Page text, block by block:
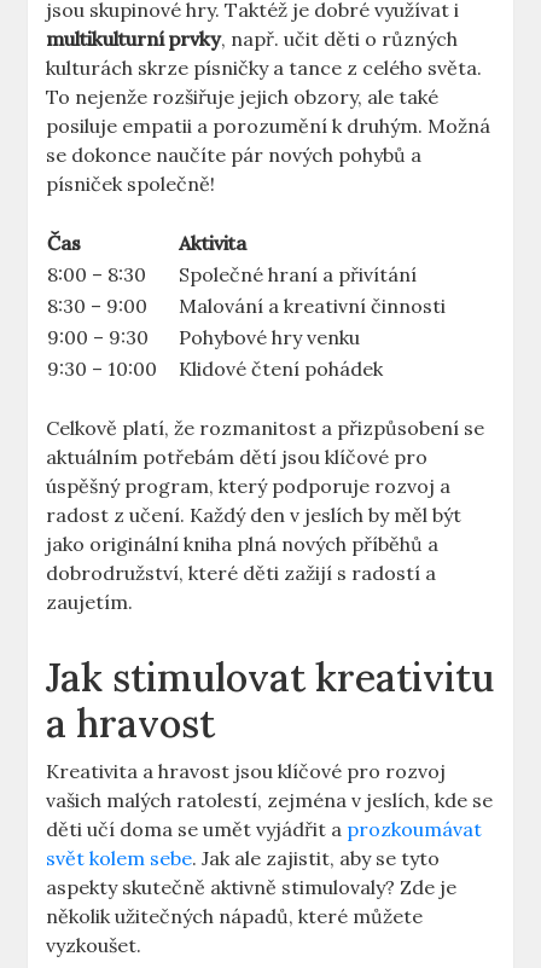
jsou skupinové hry. Taktéž je dobré využívat i
multikulturní prvky, např. učit děti o různých
kulturách skrze písničky a tance z celého světa.
To nejenže rozšiřuje jejich obzory, ale také
posiluje empatii a porozumění k druhým. Možná
se dokonce naučíte pár nových pohybů a
písniček společně!
Čas
Aktivita
8:00 – 8:30
Společné hraní a přivítání
8:30 – 9:00
Malování a kreativní činnosti
9:00 – 9:30
Pohybové hry venku
9:30 – 10:00
Klidové čtení pohádek
Celkově platí, že rozmanitost a přizpůsobení se
aktuálním potřebám dětí jsou klíčové pro
úspěšný program, který podporuje rozvoj a
radost z učení. Každý den v jeslích by měl být
jako originální kniha plná nových příběhů a
dobrodružství, které děti zažijí s radostí a
zaujetím.
Jak stimulovat kreativitu
a hravost
Kreativita a hravost jsou klíčové pro rozvoj
vašich malých ratolestí, zejména v jeslích, kde se
děti učí doma se umět vyjádřit a prozkoumávat
svět kolem sebe. Jak ale zajistit, aby se tyto
aspekty skutečně aktivně stimulovaly? Zde je
několik užitečných nápadů, které můžete
vyzkoušet.